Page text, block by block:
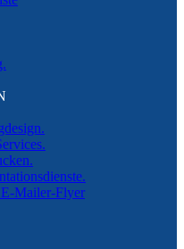
Mailer-Flyer